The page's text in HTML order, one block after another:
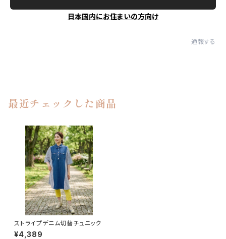
日本国内にお住まいの方向け
通報する
最近チェックした商品
ストライプデニム切替チュニック
¥4,389